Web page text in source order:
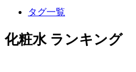
タグ一覧
化粧水 ランキング